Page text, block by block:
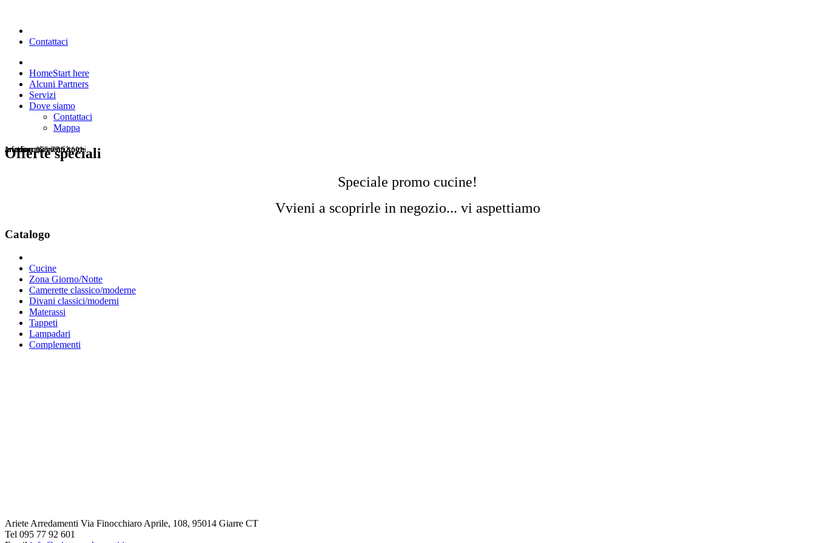
Contattaci
HomeStart here
Alcuni Partners
Servizi
Dove siamo
Contattaci
Mappa
Arrediamo i vostri sogni
arietearredamenti.it
Info line: 095 77 92 601
arietearredamenti.it
Offerte speciali
Speciale promo cucine!
Vvieni a scoprirle in negozio... vi aspettiamo
Catalogo
Cucine
Zona Giorno/Notte
Camerette classico/moderne
Divani classici/moderni
Materassi
Tappeti
Lampadari
Complementi
Ariete Arredamenti Via Finocchiaro Aprile, 108, 95014 Giarre CT
Tel 095 77 92 601